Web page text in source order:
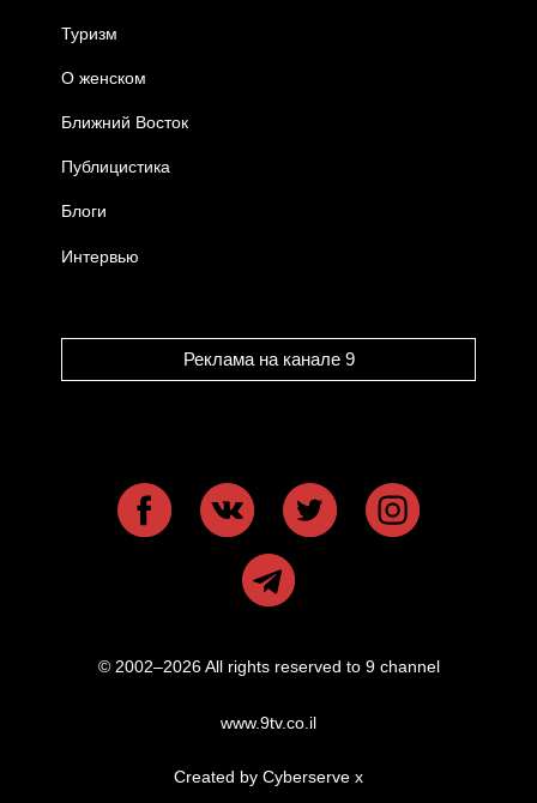
Туризм
О женском
Ближний Восток
Публицистика
Блоги
Интервью
Реклама на канале 9
© 2002–2026 All rights reserved to 9 channel
www.9tv.co.il
Created by Cyberserve x